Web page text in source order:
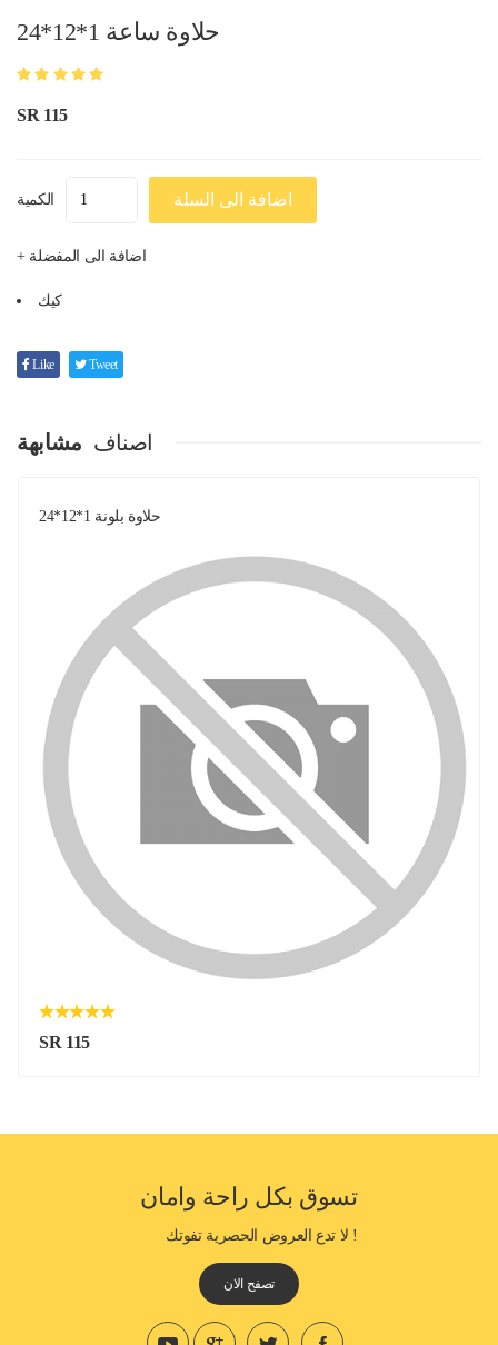
حلاوة ساعة 1*12*24
SR 115
الكمية اضافة الى السلة
+ اضافة الى المفضلة
كيك
Like Tweet
اصناف مشابهة
حلاوة بلونة 1*12*24
SR 115
تسوق بكل راحة وامان
! لا تدع العروض الحصرية تفوتك
تصفح الان